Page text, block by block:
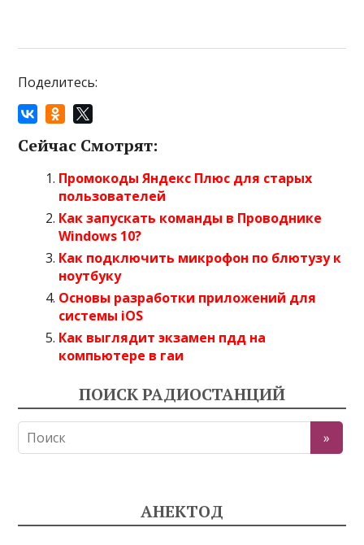
Поделитесь:
Сейчас Смотрят:
Промокоды Яндекс Плюс для старых
пользователей
Как запускать команды в Проводнике
Windows 10?
Как подключить микрофон по блютузу к
ноутбуку
Основы разработки приложений для
системы iOS
Как выглядит экзамен пдд на
компьютере в гаи
ПОИСК РАДИОСТАНЦИЙ
АНЕКТОД